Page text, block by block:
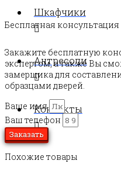
Шкафчики
Антресоли
Контакты
Бесплатная консультация
Закажите бесплатную
экспертом, а также Вы
замерщика для
образцами дверей.
Ваше имя
Ваш телефон
Заказать
Похожие товары